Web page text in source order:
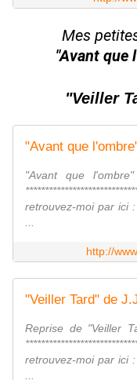
Mes
"Avant que
"Veiller
"Avant que
"Avant que
retrouvez-moi par ici
http://
"Veiller Tard" de
Reprise de "Veiller
retrouvez-moi par ici